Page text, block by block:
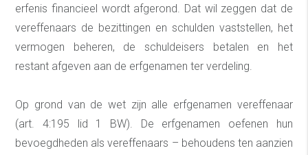
erfenis financieel wordt afgerond. Dat wil zeggen dat de
vereffenaars de bezittingen en schulden vaststellen, het
vermogen beheren, de schuldeisers betalen en het
restant afgeven aan de erfgenamen ter verdeling.
Op grond van de wet zijn alle erfgenamen vereffenaar
(art. 4:195 lid 1 BW). De erfgenamen oefenen hun
bevoegdheden als vereffenaars – behoudens ten aanzien